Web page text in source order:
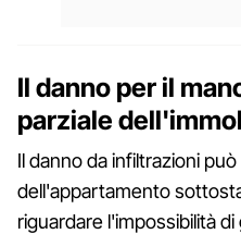
Il danno per il
parziale
Il danno da infiltrazioni
dell'appartamento
riguardare l'impossibilità